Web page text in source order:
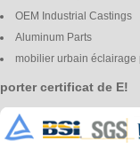
OEM Industrial Castings
Aluminum Parts
mobilier urbain
porter certificat de E!